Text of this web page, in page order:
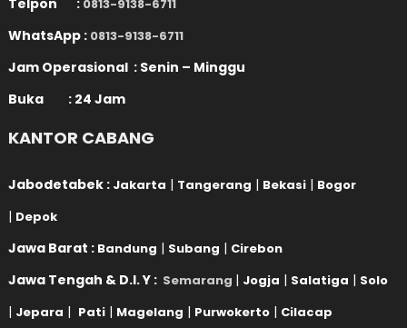
Telpon : 0813-9138-6711
WhatsApp : 0813-9138-6711
Jam Operasional : Senin – Minggu
Buka : 24 Jam
KANTOR CABANG
Jabodetabek : Jakarta | Tangerang | Bekasi | Bogor
| Depok
Jawa Barat : Bandung | Subang | Cirebon
Jawa Tengah & D.I. Y : Semarang | Jogja | Salatiga | Solo
| Jepara | Pati | Magelang | Purwokerto | Cilacap